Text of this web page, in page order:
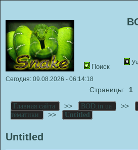
Поиск
Сегодня: 09.08.2026 - 06:14:18
Страницы: 1
Главная сайта >> BOD.in.ua >>
тематики
>> Untitled
Untitled